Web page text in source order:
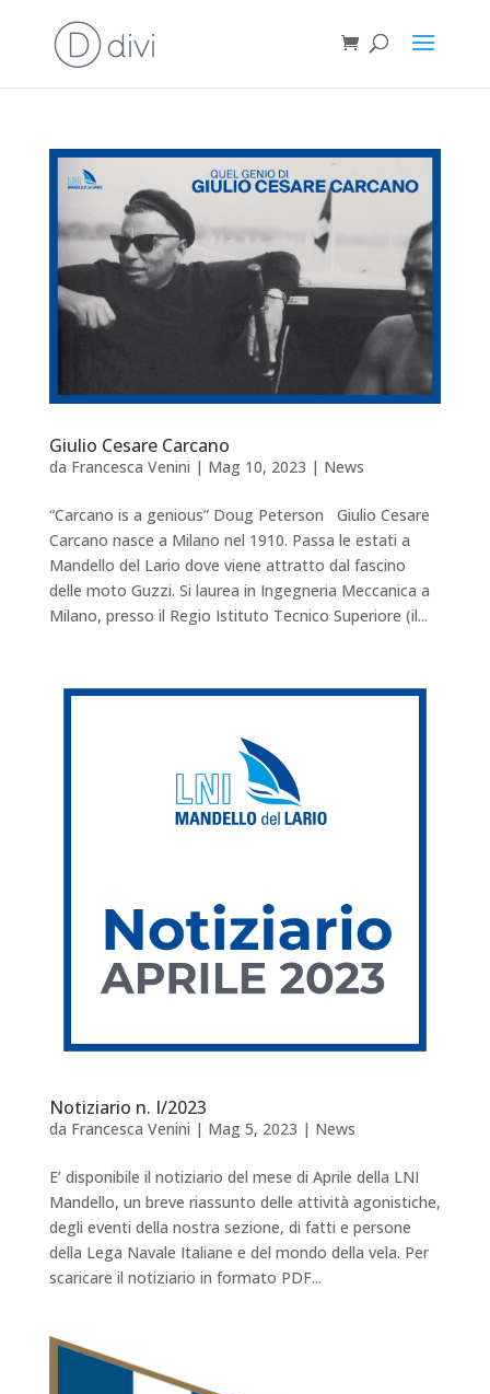
Giulio Cesare Carcano
da Francesca Venini | Mag 10, 2023 | News
“Carcano is a genious” Doug Peterson Giulio Cesare
Carcano nasce a Milano nel 1910. Passa le estati a
Mandello del Lario dove viene attratto dal fascino
delle moto Guzzi. Si laurea in Ingegneria Meccanica a
Milano, presso il Regio Istituto Tecnico Superiore (il...
Notiziario n. I/2023
da Francesca Venini | Mag 5, 2023 | News
E’ disponibile il notiziario del mese di Aprile della LNI
Mandello, un breve riassunto delle attività agonistiche,
degli eventi della nostra sezione, di fatti e persone
della Lega Navale Italiane e del mondo della vela. Per
scaricare il notiziario in formato PDF...